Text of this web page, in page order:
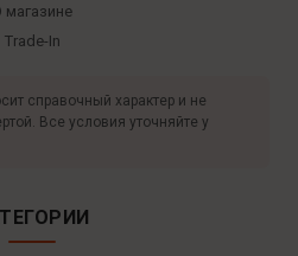
магазине
Trade-In
справочный характер и не
Все условия уточняйте у